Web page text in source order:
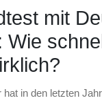
mit
Wie
in den letzten